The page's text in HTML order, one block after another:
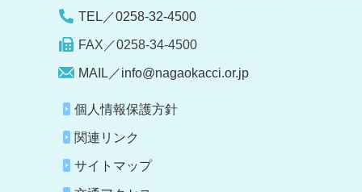
TEL／0258-32-4500
FAX／0258-34-4500
MAIL／info@nagaokacci.or.jp
個人情報保護方針
関連リンク
サイトマップ